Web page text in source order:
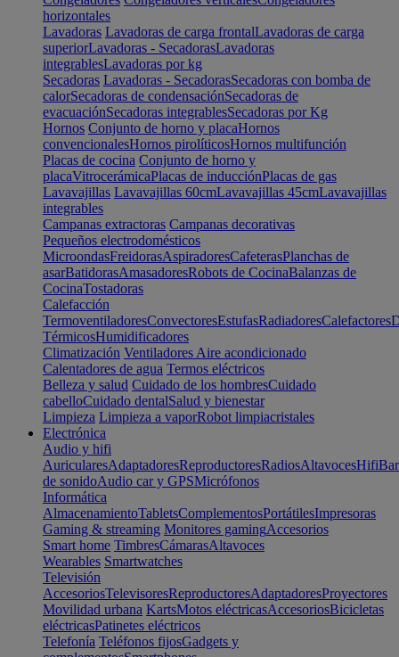
horizontales
Lavadoras Lavadoras de carga frontalLavadoras de carga
superiorLavadoras - SecadorasLavadoras
integrablesLavadoras por kg
Secadoras Lavadoras - SecadorasSecadoras con bomba de
calorSecadoras de condensaciónSecadoras de
evacuaciónSecadoras integrablesSecadoras por Kg
Hornos Conjunto de horno y placaHornos
convencionalesHornos pirolíticosHornos multifunción
Placas de cocina Conjunto de horno y
placaVitrocerámicaPlacas de inducciónPlacas de gas
Lavavajillas Lavavajillas 60cmLavavajillas 45cmLavavajillas
integrables
Campanas extractoras Campanas decorativas
Pequeños electrodomésticos
MicroondasFreidorasAspiradoresCafeterasPlanchas de
asarBatidorasAmasadoresRobots de CocinaBalanzas de
CocinaTostadoras
Calefacción
TermoventiladoresConvectoresEstufasRadiadoresCalefactores
TérmicosHumidificadores
Climatización Ventiladores Aire acondicionado
Calentadores de agua Termos eléctricos
Belleza y salud Cuidado de los hombresCuidado
cabelloCuidado dentalSalud y bienestar
Limpieza Limpieza a vaporRobot limpiacristales
Electrónica
Audio y hifi
AuricularesAdaptadoresReproductoresRadiosAltavocesHifi
de sonidoAudio car y GPSMicrófonos
Informática
AlmacenamientoTabletsComplementosPortátilesImpresoras
Gaming & streaming Monitores gamingAccesorios
Smart home TimbresCámarasAltavoces
Wearables Smartwatches
Televisión
AccesoriosTelevisoresReproductoresAdaptadoresProyectores
Movilidad urbana KartsMotos eléctricasAccesoriosBicicletas
eléctricasPatinetes eléctricos
Telefonía Teléfonos fijosGadgets y